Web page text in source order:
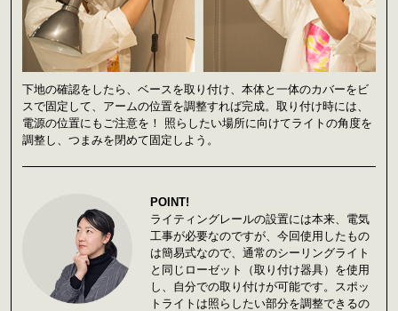
下地の確認をしたら、ベースを取り付け、本体と一体のカバーをビ
スで固定して、アームの位置を調整すれば完成。取り付け時には、
電源の位置にもご注意を！ 照らしたい場所に向けてライトの角度を
調整し、つまみを閉めて固定しよう。
POINT!
ライティングレールの設置には本来、電気
工事が必要なのですが、今回使用したもの
は簡易式なので、通常のシーリングライト
と同じローゼット（取り付け器具）を使用
し、自分での取り付けが可能です。スポッ
トライトは照らしたい部分を調整できるの